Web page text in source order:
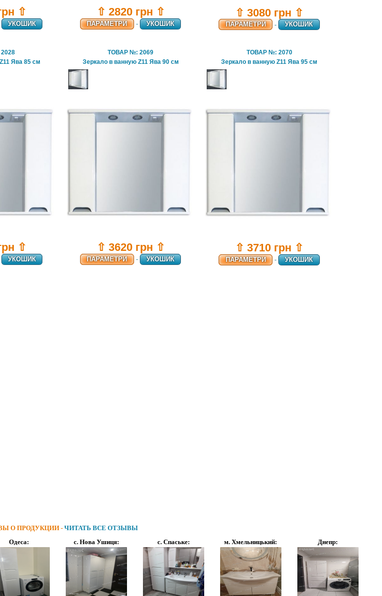
⇧
УКОШИК
⇧ 2820 грн ⇧
ПАРАМЕТРИ - УКОШИК
⇧ 3080 грн ⇧
ПАРАМЕТРИ - УКОШИК
Ява 85 см
⇧
УКОШИК
ТОВАР №: 2069
Зеркало в ванную Z11 Ява 90 см
⇧ 3620 грн ⇧
ПАРАМЕТРИ - УКОШИК
ТОВАР №: 2070
Зеркало в ванную Z11 Ява 95 см
⇧ 3710 грн ⇧
ПАРАМЕТРИ - УКОШИК
О ПРОДУКЦИИ -ЧИТАТЬ ВСЕ ОТЗЫВЫ
Одеса: с. Нова Ушиця: с. Спаське: м. Хмельницький: Днепр: